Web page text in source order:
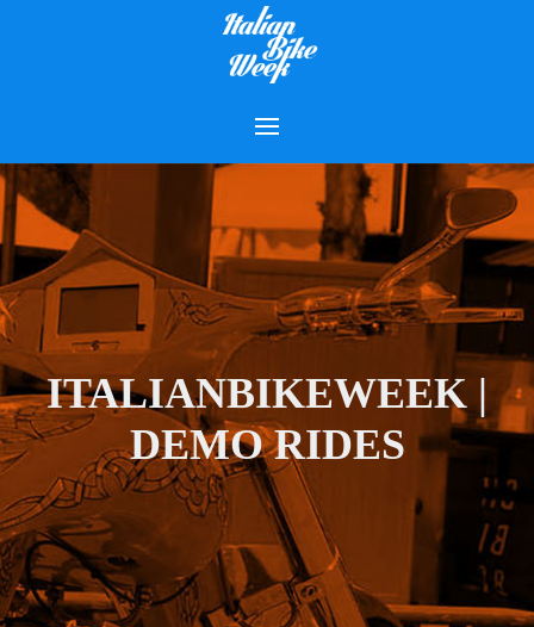
ITALIANBIKEWEEK |
DEMO RIDES